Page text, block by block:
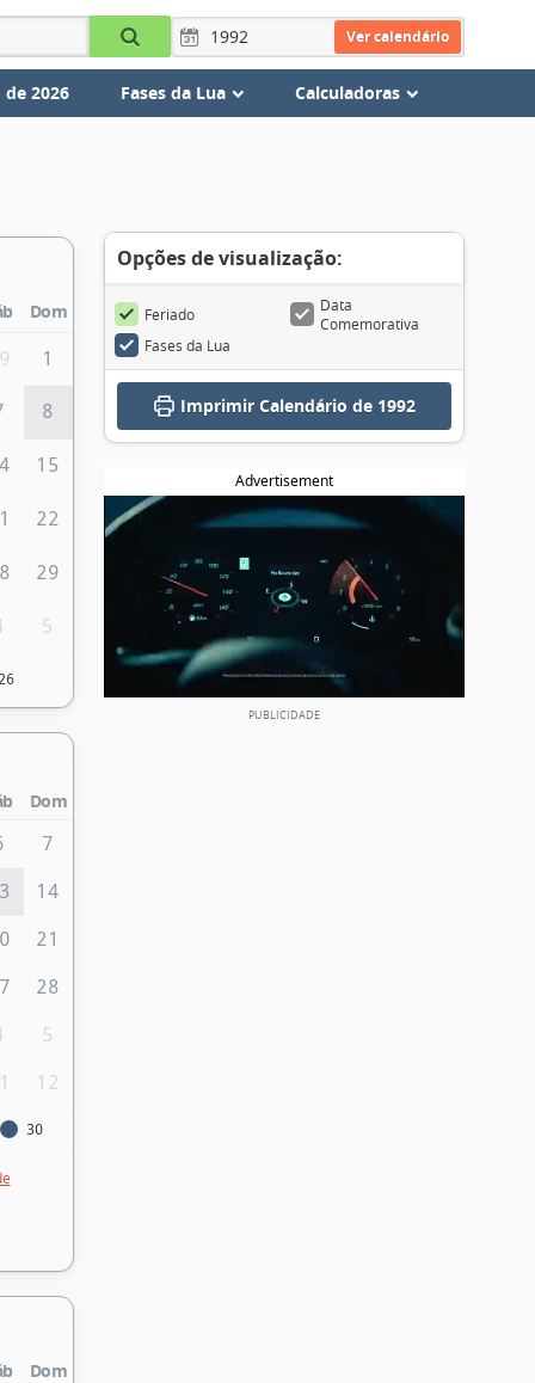
Ver calendário
2026 Fases da Lua Calculadoras
Dom
1
8
15
22
29
5
Dom
7
14
21
28
5
12
30
Dom
Opções de visualização:
Feriado
Data
Comemorativa
Fases da Lua
Imprimir Calendário de 1992
Advertisement